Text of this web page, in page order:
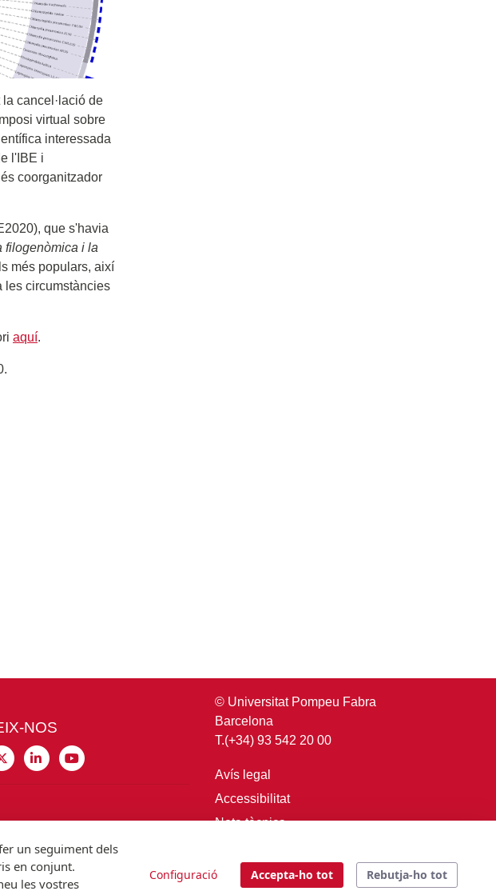
cancel·lació de
virtual sobre
interessada
l'IBE i
coorganitzador
que s'havia
filogenòmica i la
més populars, així
les circumstàncies
aquí.
NOS
amb IBE
Login
© Universitat Pompeu Fabra
Barcelona
T.(+34) 93 542 20 00
Avís legal
Accessibilitat
Nota tècnica
un seguiment dels
en conjunt.
les vostres
Configuració Accepta-ho tot Rebutja-ho tot